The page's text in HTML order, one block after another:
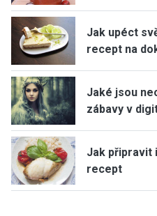
Jak upéct
recept na
Jaké jsou
zábavy v
Jak připravit
recept